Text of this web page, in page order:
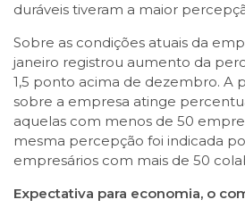
duráveis tiveram a maior
Sobre as condições atuais da
janeiro registrou aumento da
1,5 ponto acima de dezembro. A
sobre a empresa atinge
aquelas com menos de 50
mesma percepção foi indicada
empresários com mais de 50
Expectativa para economia, o